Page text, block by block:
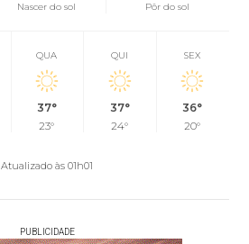
Nascer do sol Pôr do sol
QUA
37°
23°
QUI
37°
24°
SEX
36°
20°
Atualizado às 01h01
PUBLICIDADE